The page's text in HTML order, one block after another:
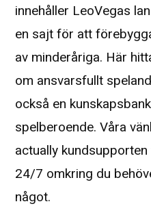
innehåller LeoVegas
en sajt för att
av minderåriga. Här
om ansvarsfullt
också en
spelberoende. Våra
actually
24/7 omkring du
något.